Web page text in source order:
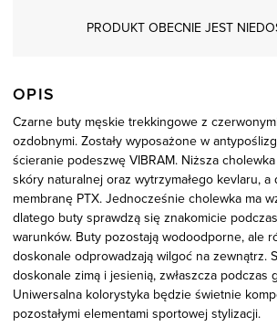
PRODUKT OBECNIE JEST
OPIS
Czarne buty męskie trekkingowe z
ozdobnymi. Zostały wyposażone w
ścieranie podeszwę VIBRAM. Niższa
skóry naturalnej oraz wytrzymałego kevlaru,
membranę PTX. Jednocześnie cholewka ma
dlatego buty sprawdzą się znakomicie
warunków. Buty pozostają wodoodporne, ale
doskonale odprowadzają wilgoć na zewnątrz.
doskonale zimą i jesienią, zwłaszcza
Uniwersalna kolorystyka będzie świetnie
pozostałymi elementami sportowej stylizacji.